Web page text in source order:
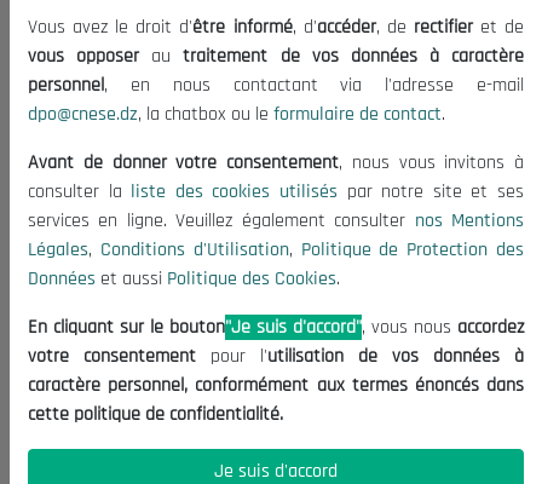
Informations utiles
Appels d'offres et Consultations
Mentions Légales
Conditions d'Utilisation
Politique de Protection des Données
Politique des Cookies
Nous Contacter
(+213) 021 98 01 00|01|02
contact@cnese.dz
Suggestions ou Initiatives ?
Newsletter
dernières nouvelles.
Vous avez le droit d'être informé, d'accéder, de rectifieret de
vous opposerautraitement de vos données à caractère
personnel, en nous contactant via l'adresse e-mail
dpo@cnese.dz, la chatbox ou le formulaire de contact.
Avant de donner votre consentement, nous vous invitons à
consulter la liste des cookies utilisés par notre site et ses
services en ligne. Veuillez également consulter nos Mentions
Légales, Conditions d'Utilisation, Politique de Protection des
Données et aussi Politique des Cookies.
En cliquant sur le bouton"Je suis d'accord", vous nous accordez
votre consentement pour l'utilisation de vos données à
caractère personnel, conformément aux termes énoncés dans
cette politique de confidentialité.
Je suis d'accord